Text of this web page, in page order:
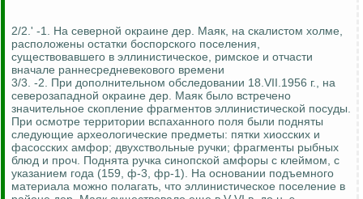
2/2.' -1. На северной окраине дер. Маяк, на скалистом холме,
расположены остатки боспорского поселения,
существовавшего в эллинистическое, римское и отчасти
вначале раннесредневекового времени
3/3. -2. При дополнительном обследовании 18.VII.1956 г., на
северозападной окраине дер. Маяк было встречено
значительное скопление фрагментов эллинистической посуды.
При осмотре территории вспаханного поля были подняты
следующие археологические предметы: пятки хиосских и
фасосских амфор; двухствольные ручки; фрагменты рыбных
блюд и проч. Поднята ручка синопской амфоры с клеймом, с
указанием года (159, ф-3, фр-1). На основании подъемного
материала можно полагать, что эллинистическое поселение в